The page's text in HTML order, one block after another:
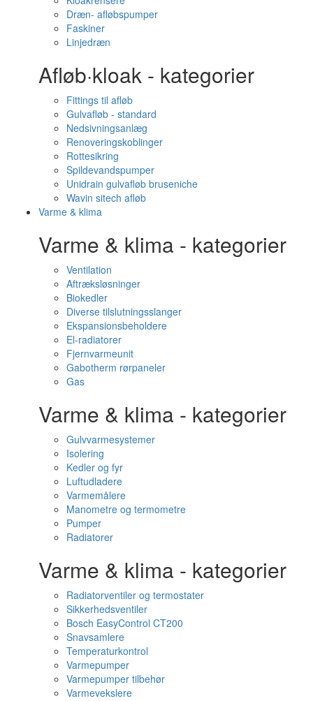
Dræn- afløbspumper
Faskiner
Linjedræn
Afløb·kloak - kategorier
Fittings til afløb
Gulvafløb - standard
Nedsivningsanlæg
Renoveringskoblinger
Rottesikring
Spildevandspumper
Unidrain gulvafløb bruseniche
Wavin sitech afløb
Varme & klima
Varme & klima - kategorier
Ventilation
Aftræksløsninger
Biokedler
Diverse tilslutningsslanger
Ekspansionsbeholdere
El-radiatorer
Fjernvarmeunit
Gabotherm rørpaneler
Gas
Varme & klima - kategorier
Gulvvarmesystemer
Isolering
Kedler og fyr
Luftudladere
Varmemålere
Manometre og termometre
Pumper
Radiatorer
Varme & klima - kategorier
Radiatorventiler og termostater
Sikkerhedsventiler
Bosch EasyControl CT200
Snavsamlere
Temperaturkontrol
Varmepumper
Varmepumper tilbehør
Varmevekslere